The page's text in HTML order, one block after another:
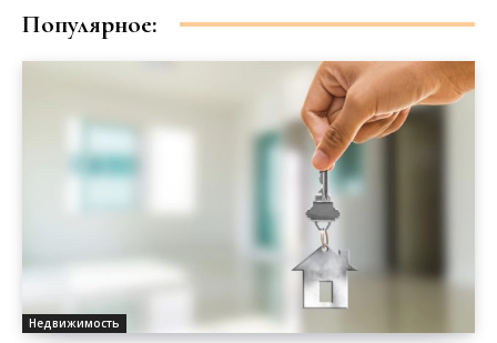
Популярное:
Недвижимость